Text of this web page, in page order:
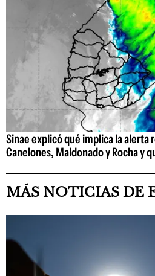
Sinae explicó qué implica la alerta
Canelones, Maldonado y Rocha y
MÁS NOTICIAS DE